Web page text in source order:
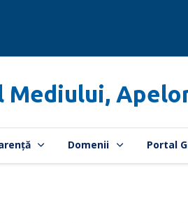
Mediului,
Domenii Portal